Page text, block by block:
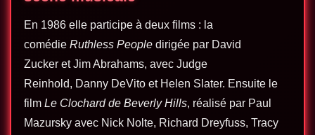
En 1986 elle participe à deux films : la
comédie Ruthless People dirigée par David
Zucker et Jim Abrahams, avec Judge
Reinhold, Danny DeVito et Helen Slater. Ensuite le
film Le Clochard de Beverly Hills, réalisé par Paul
Mazursky avec Nick Nolte, Richard Dreyfuss, Tracy